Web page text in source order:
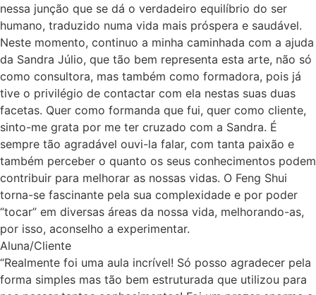
nessa junção que se dá o verdadeiro equilíbrio do ser
humano, traduzido numa vida mais próspera e saudável.
Neste momento, continuo a minha caminhada com a ajuda
da Sandra Júlio, que tão bem representa esta arte, não só
como consultora, mas também como formadora, pois já
tive o privilégio de contactar com ela nestas suas duas
facetas. Quer como formanda que fui, quer como cliente,
sinto-me grata por me ter cruzado com a Sandra. É
sempre tão agradável ouvi-la falar, com tanta paixão e
também perceber o quanto os seus conhecimentos podem
contribuir para melhorar as nossas vidas. O Feng Shui
torna-se fascinante pela sua complexidade e por poder
“tocar” em diversas áreas da nossa vida, melhorando-as,
por isso, aconselho a experimentar.
Aluna/Cliente
“Realmente foi uma aula incrível! Só posso agradecer pela
forma simples mas tão bem estruturada que utilizou para